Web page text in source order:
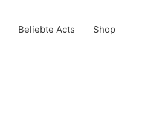
Beliebte Acts Shop